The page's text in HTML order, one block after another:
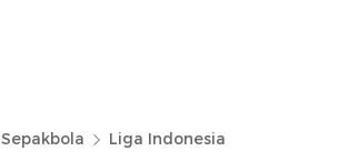
Sepakbola Liga Indonesia